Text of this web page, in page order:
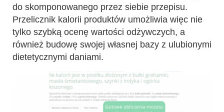
do skomponowanego przez siebie przepisu.
Przelicznik kalorii produktów umożliwia więc nie
tylko szybką ocenę wartości odżywczych, a
również budowę swojej własnej bazy z ulubionymi
dietetycznymi daniami.